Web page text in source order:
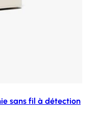
sans fil à détection